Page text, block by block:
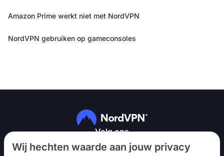
Wij hechten waarde aan jouw privacy
Amazon Prime werkt niet met NordVPN
NordVPN gebruiken op gameconsoles
Volg ons